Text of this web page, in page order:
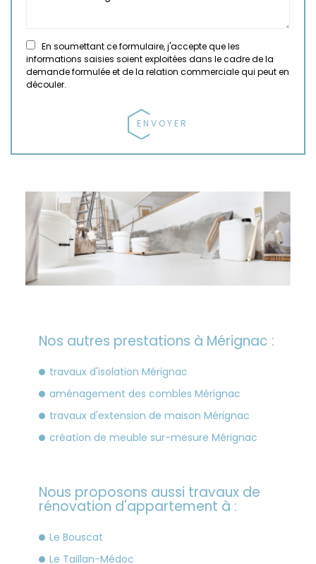
En soumettant ce formulaire, j'accepte que les
informations saisies soient exploitées dans le cadre de la
demande formulée et de la relation commerciale qui peut en
découler.
Nos autres prestations à Mérignac :
travaux d'isolation Mérignac
aménagement des combles Mérignac
travaux d'extension de maison Mérignac
création de meuble sur-mesure Mérignac
Nous proposons aussi travaux de
rénovation d'appartement à :
Le Bouscat
Le Taillan-Médoc